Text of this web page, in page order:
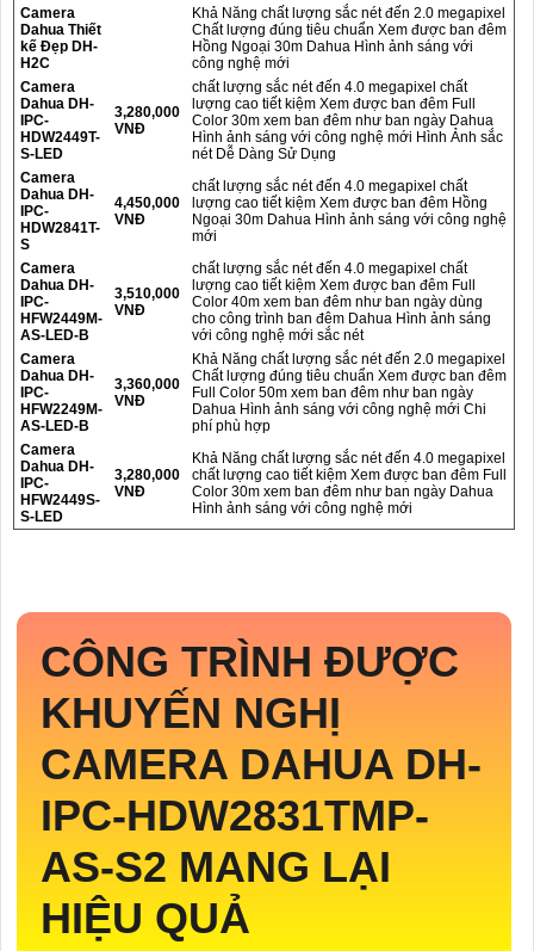
Camera
Dahua Thiết
kế Đẹp DH-
H2C
Khả Năng chất lượng sắc nét đến 2.0 megapixel
Chất lượng đúng tiêu chuẩn Xem được ban đêm
Hồng Ngoại 30m Dahua Hình ảnh sáng với
công nghệ mới
Camera
Dahua DH-
IPC-
HDW2449T-
S-LED
3,280,000
VNĐ
chất lượng sắc nét đến 4.0 megapixel chất
lượng cao tiết kiệm Xem được ban đêm Full
Color 30m xem ban đêm như ban ngày Dahua
Hình ảnh sáng với công nghệ mới Hình Ảnh sắc
nét Dễ Dàng Sử Dụng
Camera
Dahua DH-
IPC-
HDW2841T-
S
4,450,000
VNĐ
chất lượng sắc nét đến 4.0 megapixel chất
lượng cao tiết kiệm Xem được ban đêm Hồng
Ngoại 30m Dahua Hình ảnh sáng với công nghệ
mới
Camera
Dahua DH-
IPC-
HFW2449M-
AS-LED-B
3,510,000
VNĐ
chất lượng sắc nét đến 4.0 megapixel chất
lượng cao tiết kiệm Xem được ban đêm Full
Color 40m xem ban đêm như ban ngày dùng
cho công trình ban đêm Dahua Hình ảnh sáng
với công nghệ mới sắc nét
Camera
Dahua DH-
IPC-
HFW2249M-
AS-LED-B
3,360,000
VNĐ
Khả Năng chất lượng sắc nét đến 2.0 megapixel
Chất lượng đúng tiêu chuẩn Xem được ban đêm
Full Color 50m xem ban đêm như ban ngày
Dahua Hình ảnh sáng với công nghệ mới Chi
phí phù hợp
Camera
Dahua DH-
IPC-
HFW2449S-
S-LED
3,280,000
VNĐ
Khả Năng chất lượng sắc nét đến 4.0 megapixel
chất lượng cao tiết kiệm Xem được ban đêm Full
Color 30m xem ban đêm như ban ngày Dahua
Hình ảnh sáng với công nghệ mới
CÔNG TRÌNH ĐƯỢC
KHUYẾN NGHỊ
CAMERA DAHUA DH-
IPC-HDW2831TMP-
AS-S2 MANG LẠI
HIỆU QUẢ